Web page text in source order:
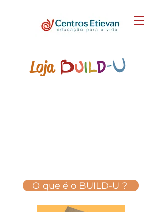
Loja
O que é o BUILD-U ?